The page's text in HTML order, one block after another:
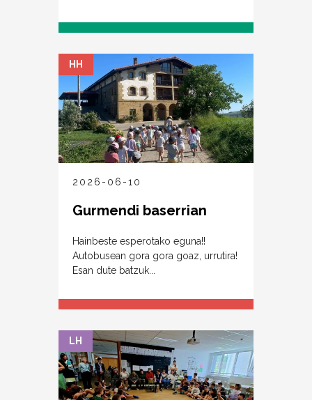
2026-06-10
HH
Gurmendi baserrian
Hainbeste esperotako eguna!!
Autobusean gora gora goaz, urrutira!
Esan dute batzuk...
LH